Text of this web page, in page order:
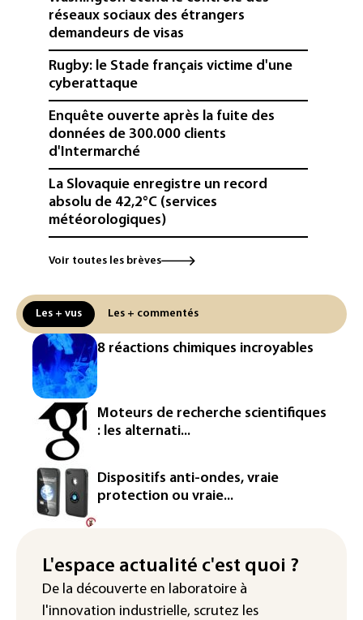
réseaux sociaux des étrangers
demandeurs de visas
Rugby: le Stade français victime d'une
cyberattaque
Enquête ouverte après la fuite des
données de 300.000 clients
d'Intermarché
La Slovaquie enregistre un record
absolu de 42,2°C (services
météorologiques)
Paris : une trentaine de membres d'un
canal Telegram masculiniste convoqués
Jeux vidéo: le très attendu "GTA VI"
promet d'en dévoiler plus sur Netflix le
27 août
Dans les entrailles de Paris, un chantier
ferroviaire hors norme pour revitaliser
les rails du RER
Meta se lance sur le marché des logiciels
écrits par l'IA, dominé par Anthropic et
OpenAI
Google réorganise sa division IA: Demis
vont
Colombie: un bébé hippopotame
descendant de la colonie d'Escobar
Voir toutes les brèves
Les + vus Les + commentés
8 réactions chimiques incroyables
Moteurs de recherche scientifiques
: les alternati...
Dispositifs anti-ondes, vraie
protection ou vraie...
L'espace actualité c'est quoi ?
De la découverte en laboratoire à
l'innovation industrielle, scrutez les